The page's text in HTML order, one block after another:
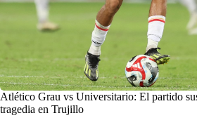
Atlético Grau vs Universitario: El partido
tragedia en Trujillo